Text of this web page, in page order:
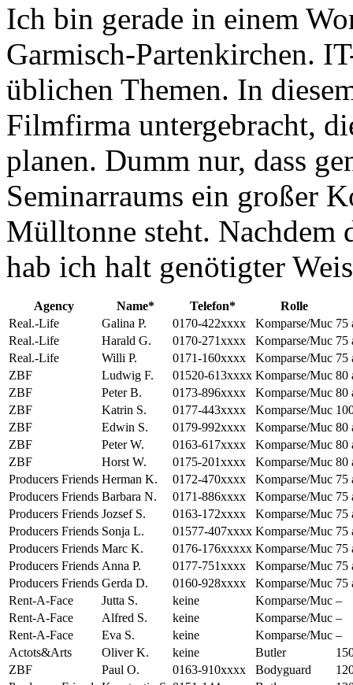
Ich bin gerade in einem
Garmisch-Partenkirchen.
üblichen Themen. In
Filmfirma untergebracht,
planen. Dumm nur, dass
Seminarraums ein großer
Mülltonne steht. Nachdem
hab ich halt genötigter
Agency Name* Telefon*
Rolle
Real.-Life
Galina P. 0170-422xxxx Komparse/Muc 75
Real.-Life
Harald G. 0170-271xxxx Komparse/Muc 75
Real.-Life
Willi P. 0171-160xxxx Komparse/Muc 75
ZBF
Ludwig F. 01520-613xxxx Komparse/Muc 80
ZBF
Peter B. 0173-896xxxx Komparse/Muc 80
ZBF
Katrin S. 0177-443xxxx Komparse/Muc
ZBF
Edwin S. 0179-992xxxx Komparse/Muc 80
ZBF
Peter W. 0163-617xxxx Komparse/Muc 80
ZBF
Horst W. 0175-201xxxx Komparse/Muc 80
Producers Friends Herman K. 0172-470xxxx Komparse/Muc 75
Producers Friends Barbara N. 0171-886xxxx Komparse/Muc 75
Producers Friends Jozsef S. 0163-172xxxx Komparse/Muc 75
Producers Friends Sonja L. 01577-407xxxx Komparse/Muc 75
Producers Friends Marc K. 0176-176xxxxx Komparse/Muc 75
Producers Friends Anna P. 0177-751xxxx Komparse/Muc 75
Producers Friends Gerda D. 0160-928xxxx Komparse/Muc 75
Rent-A-Face
Jutta S. keine Komparse/Muc –
Rent-A-Face
Alfred S. keine Komparse/Muc –
Rent-A-Face
Eva S. keine Komparse/Muc –
Actots&Arts
Oliver K. keine Butler
ZBF
Paul O. 0163-910xxxx Bodyguard